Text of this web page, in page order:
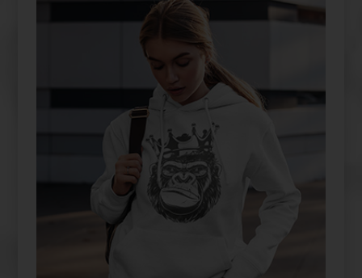
PERSONALIZEAZĂ-ȚI PRODUSUL
TĂU FUYOR